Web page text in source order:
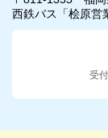
西鉄バス「桧原営
受